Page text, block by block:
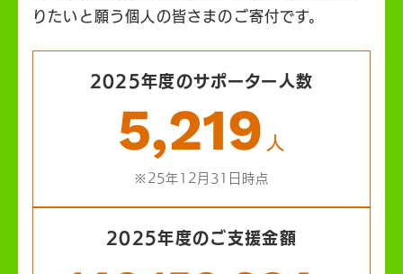
りたいと願う個人の皆さまのご寄付です。
2025年度のサポーター人数
5,219 人
※25年12月31日時点
2025年度のご支援金額